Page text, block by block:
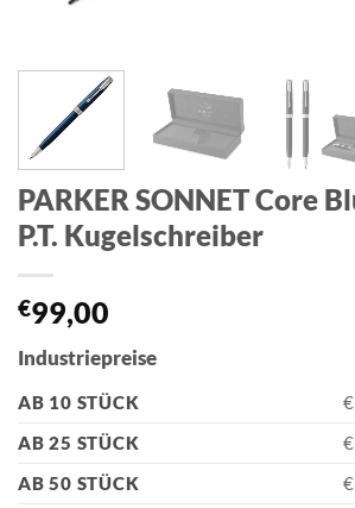
PARKER SONNET Core
P.T. Kugelschreiber
€99,00
Industriepreise
AB 10 STÜCK
AB 25 STÜCK
AB 50 STÜCK